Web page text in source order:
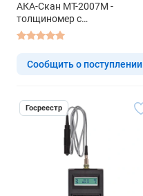
АКА-Скан МТ-2007М -
толщиномер с
преобразователем ТМ2-01
или ТМ20-01
Сообщить о поступлении
Госреестр